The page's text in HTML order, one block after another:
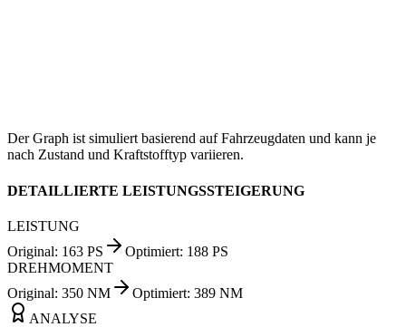
Der Graph ist simuliert basierend auf Fahrzeugdaten und kann je
nach Zustand und Kraftstofftyp variieren.
DETAILLIERTE LEISTUNGSSTEIGERUNG
LEISTUNG
Original: 163 PS Optimiert: 188 PS
DREHMOMENT
Original: 350 NM Optimiert: 389 NM
ANALYSE